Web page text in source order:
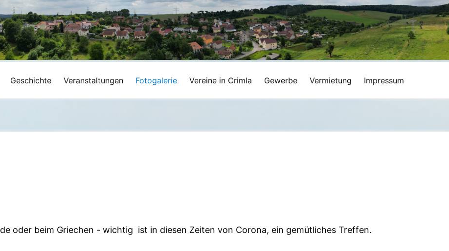
Geschichte Veranstaltungen Fotogalerie Vereine in Crimla Gewerbe Vermietung Impressum
Verein 2021--
oder beim Griechen - wichtig ist in diesen Zeiten von Corona, ein gemütliches Treffen.